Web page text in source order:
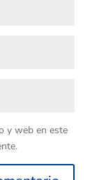
y web en este